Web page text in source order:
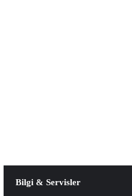
Bilgi & Servisler